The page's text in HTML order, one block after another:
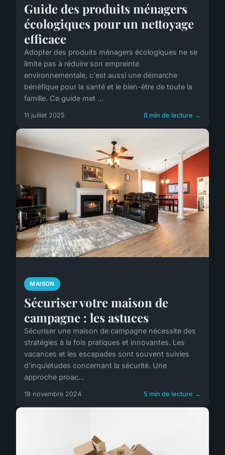
Guide des produits ménagers
écologiques pour un nettoyage
efficace
Adopter des produits ménagers écologiques ne se
limite pas à réduire son empreinte
environnementale, c'est aussi une démarche
bénéfique pour la santé et le bien-être de toute la
famille. Ce guide met ...
11 juillet 2025 8 min de lecture →
MAISON
Sécuriser votre maison de
campagne : les astuces
Sécuriser une maison de campagne nécessite des
stratégies à la fois pratiques et innovantes. Les
vacances et les escapades sont souvent suivies
d'inquiétudes concernant la sécurité. Une
approche proac...
18 novembre 2024 5 min de lecture →